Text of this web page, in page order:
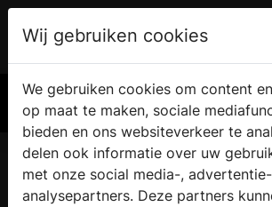
Wij gebruiken cookies
We gebruiken cookies om content
op maat te maken, sociale
bieden en ons websiteverkeer te
delen ook informatie over uw
met onze social media-,
analysepartners. Deze partners